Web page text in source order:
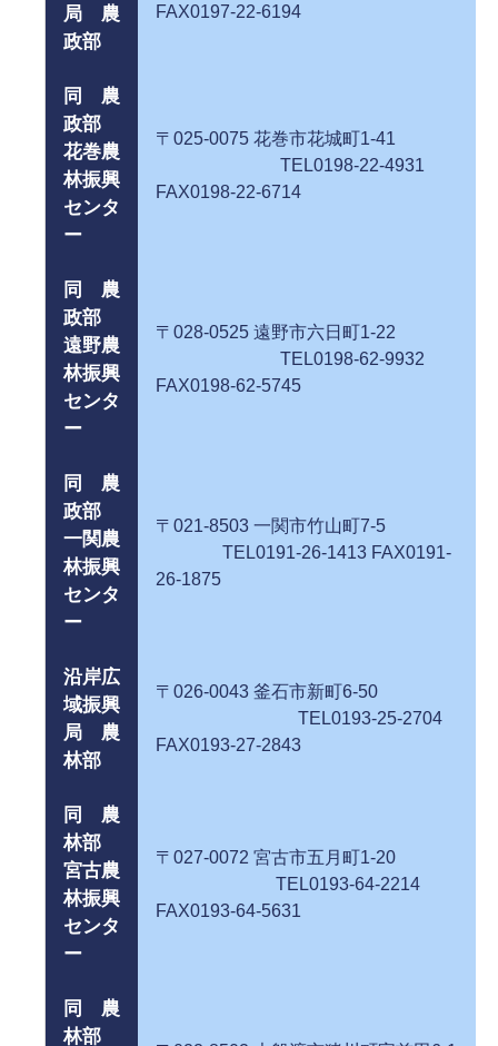
局 農
政部
FAX0197-22-6194
同 農
政部
花巻農
林振興
センタ
ー
〒025-0075 花巻市花城町1-41
TEL0198-22-4931
FAX0198-22-6714
同 農
政部
遠野農
林振興
センタ
ー
〒028-0525 遠野市六日町1-22
TEL0198-62-9932
FAX0198-62-5745
同 農
政部
一関農
林振興
センタ
ー
〒021-8503 一関市竹山町7-5
TEL0191-26-1413 FAX0191-
26-1875
沿岸広
域振興
局 農
林部
〒026-0043 釜石市新町6-50
TEL0193-25-2704
FAX0193-27-2843
同 農
林部
宮古農
林振興
センタ
ー
〒027-0072 宮古市五月町1-20
TEL0193-64-2214
FAX0193-64-5631
同 農
林部